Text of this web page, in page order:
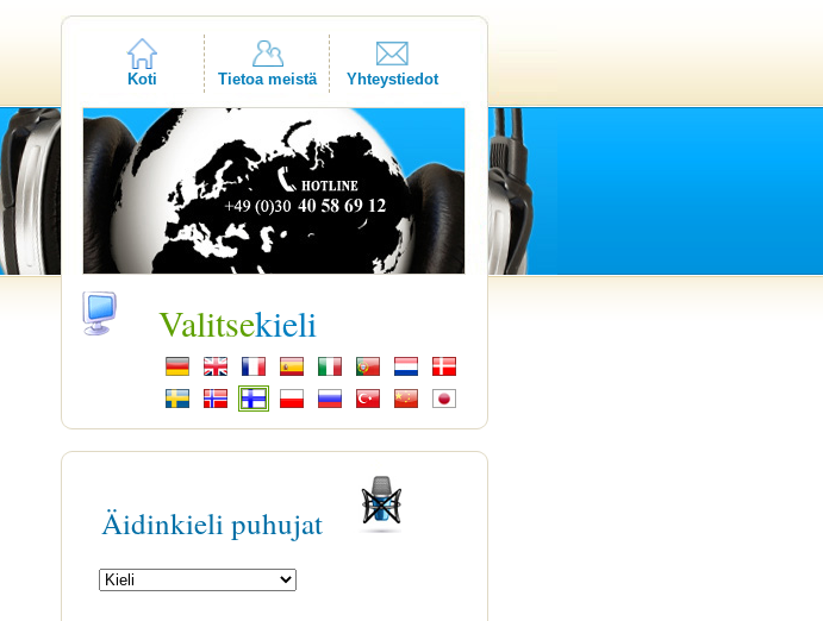
Koti Tietoa meistä Yhteystiedot
Valitsekieli
Äidinkieli puhujat